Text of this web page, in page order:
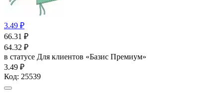
3.49 ₽
66.31 ₽
64.32 ₽
в статусе Для клиентов «Базис Премиум»
3.49 ₽
Код: 25539